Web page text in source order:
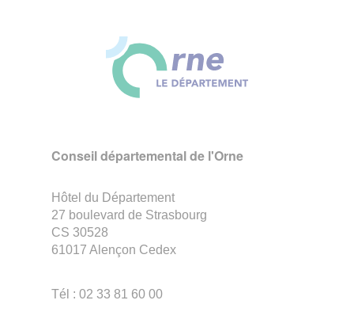
Conseil départemental de l'Orne
Hôtel du Département
27 boulevard de Strasbourg
CS 30528
61017 Alençon Cedex
Tél : 02 33 81 60 00